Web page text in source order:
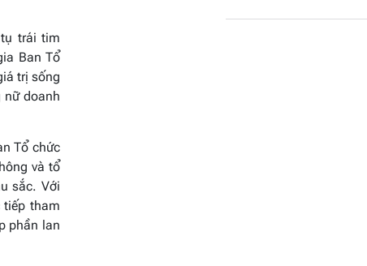
trái tim
Ban Tổ
trị sống
doanh
Tổ chức
và tổ
sắc. Với
tiếp tham
phần lan